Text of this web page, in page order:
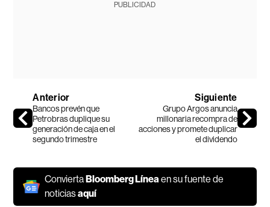
PUBLICIDAD
Anterior
Bancos prevén que
Petrobras duplique su
generación de caja en el
segundo trimestre
Siguiente
Grupo Argos anuncia
millonaria recompra de
acciones y promete duplicar
el dividendo
ConviertaBloomberg Líneaen su fuente de
noticiasaquí